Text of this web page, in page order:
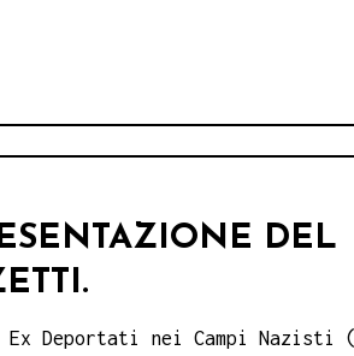
DEL
Ex Deportati nei Campi Nazisti (